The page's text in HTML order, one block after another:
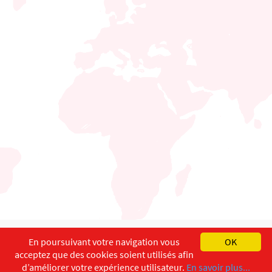
English Français
Copyright ©ISEC-AdW Aspects légaux
OK
En poursuivant votre navigation vous
acceptez que des cookies soient utilisés afin
d’améliorer votre expérience utilisateur. En savoir plus...